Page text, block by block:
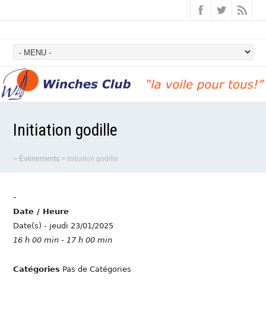
Initiation godille
> Évènements > Initiation godille
-
Date / Heure
Date(s) - jeudi 23/01/2025
16 h 00 min - 17 h 00 min
Catégories Pas de Catégories